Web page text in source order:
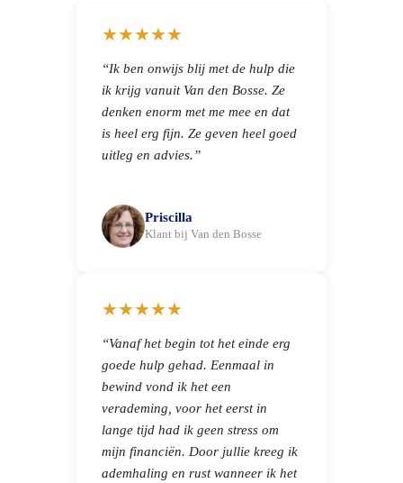
★★★★★
“Ik ben onwijs blij met de hulp die
ik krijg vanuit Van den Bosse. Ze
denken enorm met me mee en dat
is heel erg fijn. Ze geven heel goed
uitleg en advies.”
Priscilla
Klant bij Van den Bosse
★★★★★
“Vanaf het begin tot het einde erg
goede hulp gehad. Eenmaal in
bewind vond ik het een
verademing, voor het eerst in
lange tijd had ik geen stress om
mijn financiën. Door jullie kreeg ik
ademhaling en rust wanneer ik het